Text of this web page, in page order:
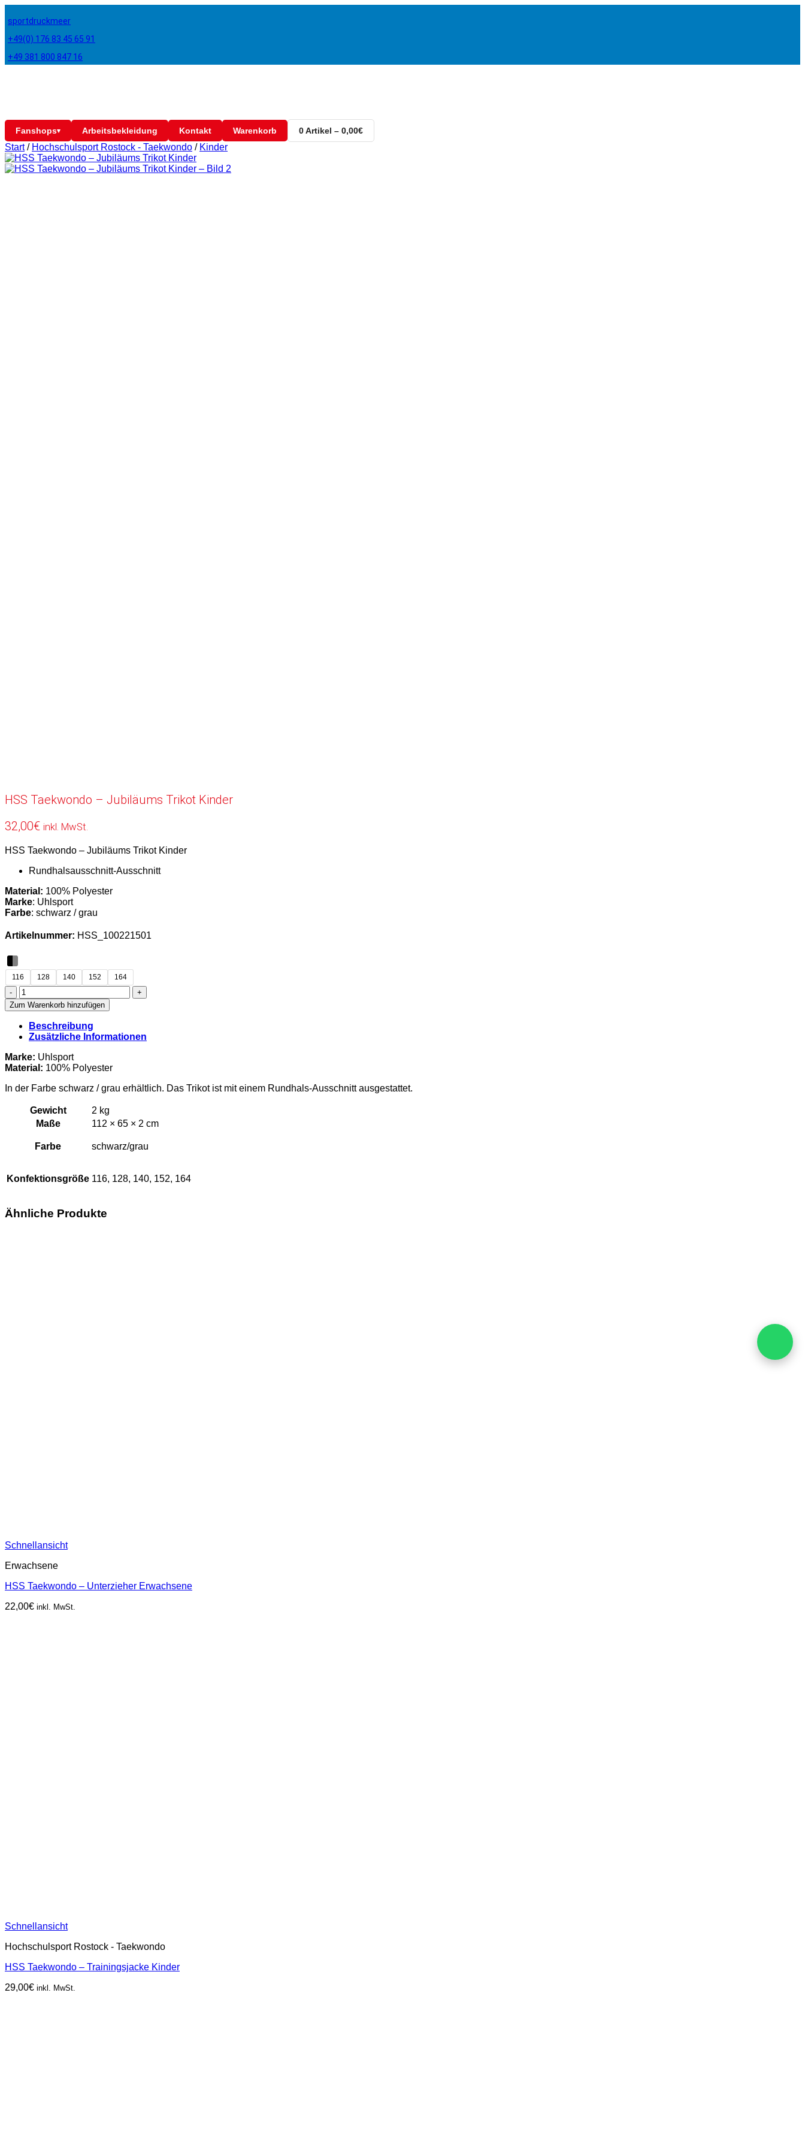
sportdruckmeer
+49(0) 176 83 45 65 91
+49 381 800 847 16
Fanshops▾ Arbeitsbekleidung Kontakt Warenkorb 0 Artikel – 0,00€
Start / Hochschulsport Rostock - Taekwondo / Kinder
HSS Taekwondo – Jubiläums Trikot Kinder
32,00€ inkl. MwSt.
HSS Taekwondo – Jubiläums Trikot Kinder
Rundhalsausschnitt-Ausschnitt
Material: 100% Polyester
Marke: Uhlsport
Farbe: schwarz / grau
Artikelnummer: HSS_100221501
116 128 140 152 164
HSS
Taekwondo
–
Jubiläums
Trikot
Kinder
Menge
Zum Warenkorb hinzufügen
Beschreibung
Zusätzliche Informationen
Marke: Uhlsport
Material: 100% Polyester
In der Farbe schwarz / grau erhältlich. Das Trikot ist mit einem Rundhals-Ausschnitt ausgestattet.
Gewicht
2 kg
Maße
112 × 65 × 2 cm
Farbe schwarz/grau
Konfektionsgröße 116, 128, 140, 152, 164
Ähnliche Produkte
Schnellansicht
Erwachsene
HSS Taekwondo – Unterzieher Erwachsene
22,00€ inkl. MwSt.
Schnellansicht
Hochschulsport Rostock - Taekwondo
HSS Taekwondo – Trainingsjacke Kinder
29,00€ inkl. MwSt.